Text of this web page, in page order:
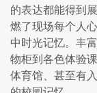
的表达都能得到
燃了现场每个人
中时光记忆。丰
物柜到各色体验
体育馆、甚至有